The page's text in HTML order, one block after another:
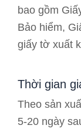
bao gồm
Bảo hiểm,
giấy tờ xuất
Thời gian
Theo sản
5-20 ngày